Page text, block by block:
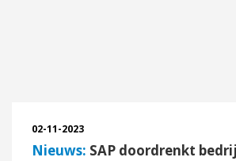
02-11-2023
Nieuws: SAP doordrenkt